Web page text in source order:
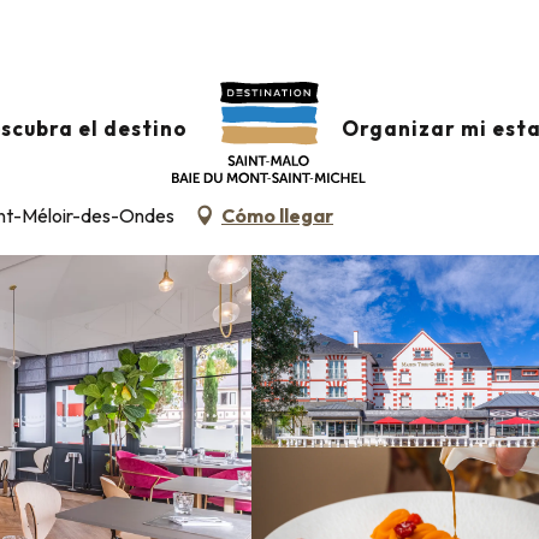
el destino Organizar mi
COCINA TRADICIONAL
Méloir-des-Ondes Cómo llegar